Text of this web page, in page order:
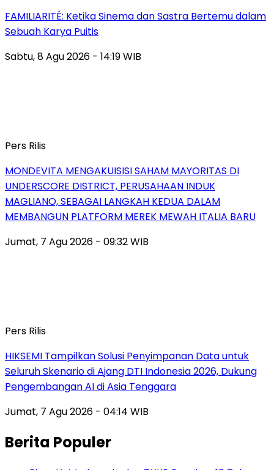
FAMILIARITÉ: Ketika Sinema dan Sastra Bertemu dalam
Sebuah Karya Puitis
Sabtu, 8 Agu 2026 - 14:19 WIB
Pers Rilis
MONDEVITA MENGAKUISISI SAHAM MAYORITAS DI
UNDERSCORE DISTRICT, PERUSAHAAN INDUK
MAGLIANO, SEBAGAI LANGKAH KEDUA DALAM
MEMBANGUN PLATFORM MEREK MEWAH ITALIA BARU
Jumat, 7 Agu 2026 - 09:32 WIB
Pers Rilis
HIKSEMI Tampilkan Solusi Penyimpanan Data untuk
Seluruh Skenario di Ajang DTI Indonesia 2026, Dukung
Pengembangan AI di Asia Tenggara
Jumat, 7 Agu 2026 - 04:14 WIB
Berita Populer